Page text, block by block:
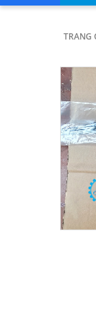
TRANG